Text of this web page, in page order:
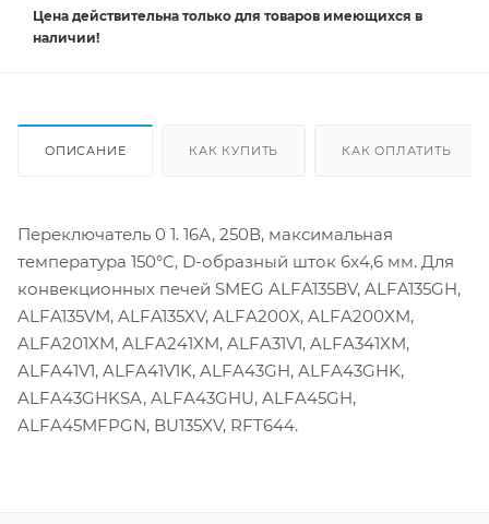
Цена действительна только для товаров имеющихся в
наличии!
ОПИСАНИЕ КАК КУПИТЬ КАК ОПЛАТИТЬ
Переключатель 0 1. 16А, 250В, максимальная
температура 150°C, D-образный шток 6х4,6 мм. Для
конвекционных печей SMEG ALFA135BV, ALFA135GH,
ALFA135VM, ALFA135XV, ALFA200X, ALFA200XM,
ALFA201XM, ALFA241XM, ALFA31V1, ALFA341XM,
ALFA41V1, ALFA41V1K, ALFA43GH, ALFA43GHK,
ALFA43GHKSA, ALFA43GHU, ALFA45GH,
ALFA45MFPGN, BU135XV, RFT644.